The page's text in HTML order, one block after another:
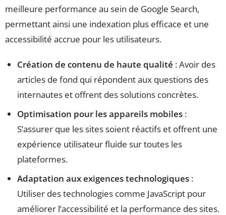
meilleure performance au sein de Google Search,
permettant ainsi une indexation plus efficace et une
accessibilité accrue pour les utilisateurs.
Création de contenu de haute qualité : Avoir des
articles de fond qui répondent aux questions des
internautes et offrent des solutions concrètes.
Optimisation pour les appareils mobiles :
S’assurer que les sites soient réactifs et offrent une
expérience utilisateur fluide sur toutes les
plateformes.
Adaptation aux exigences technologiques :
Utiliser des technologies comme JavaScript pour
améliorer l’accessibilité et la performance des sites.